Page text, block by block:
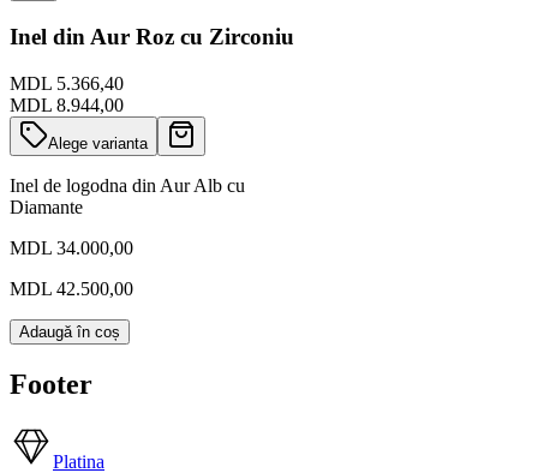
Inel din Aur Roz cu Zirconiu
MDL 5.366,40
MDL 8.944,00
Alege varianta
Inel de logodna din Aur Alb cu
Diamante
MDL 34.000,00
MDL 42.500,00
Adaugă în coș
Footer
Platina